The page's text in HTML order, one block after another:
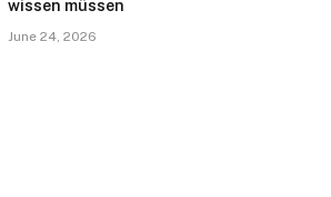
wissen müssen
June 24, 2026